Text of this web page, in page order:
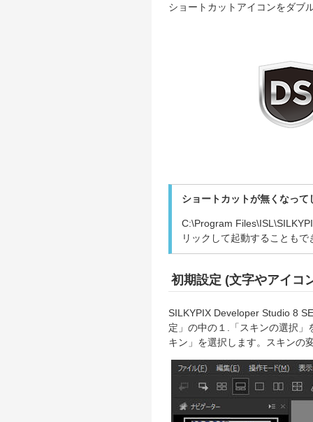
ショートカットアイコンをダブ
ショートカットが無くなって
C:\Program
リックして起動することもで
初期設定 (文字やアイコ
SILKYPIX Developer Studio 8
定」の中の１.「スキンの選択
キン」を選択します。スキンの